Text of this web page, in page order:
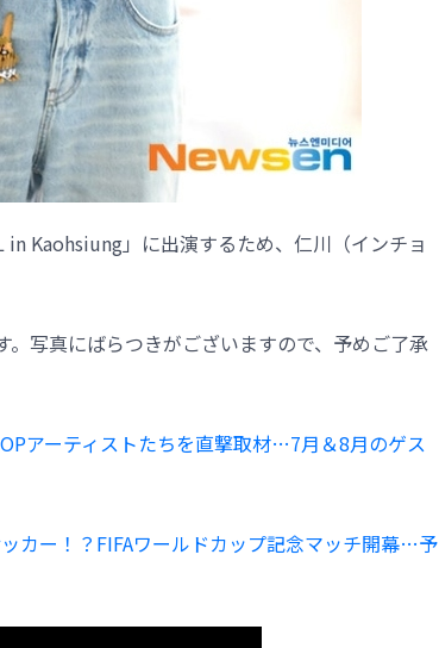
in Kaohsiung」に出演するため、仁川（インチョ
写真にばらつきがございますので、予めご了承
アーティストたちを直撃取材…7月＆8月のゲス
カー！？FIFAワールドカップ記念マッチ開幕…予